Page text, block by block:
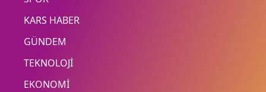
KARS HABER
GÜNDEM
TEKNOLOJİ
EKONOMİ